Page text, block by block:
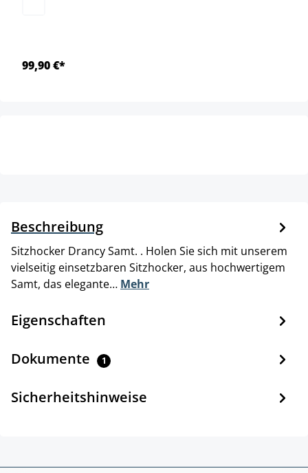
99,90 €*
Beschreibung
Sitzhocker Drancy Samt. . Holen Sie sich mit unserem
vielseitig einsetzbaren Sitzhocker, aus hochwertigem
Samt, das elegante… Mehr
Eigenschaften
Dokumente 1
Sicherheitshinweise